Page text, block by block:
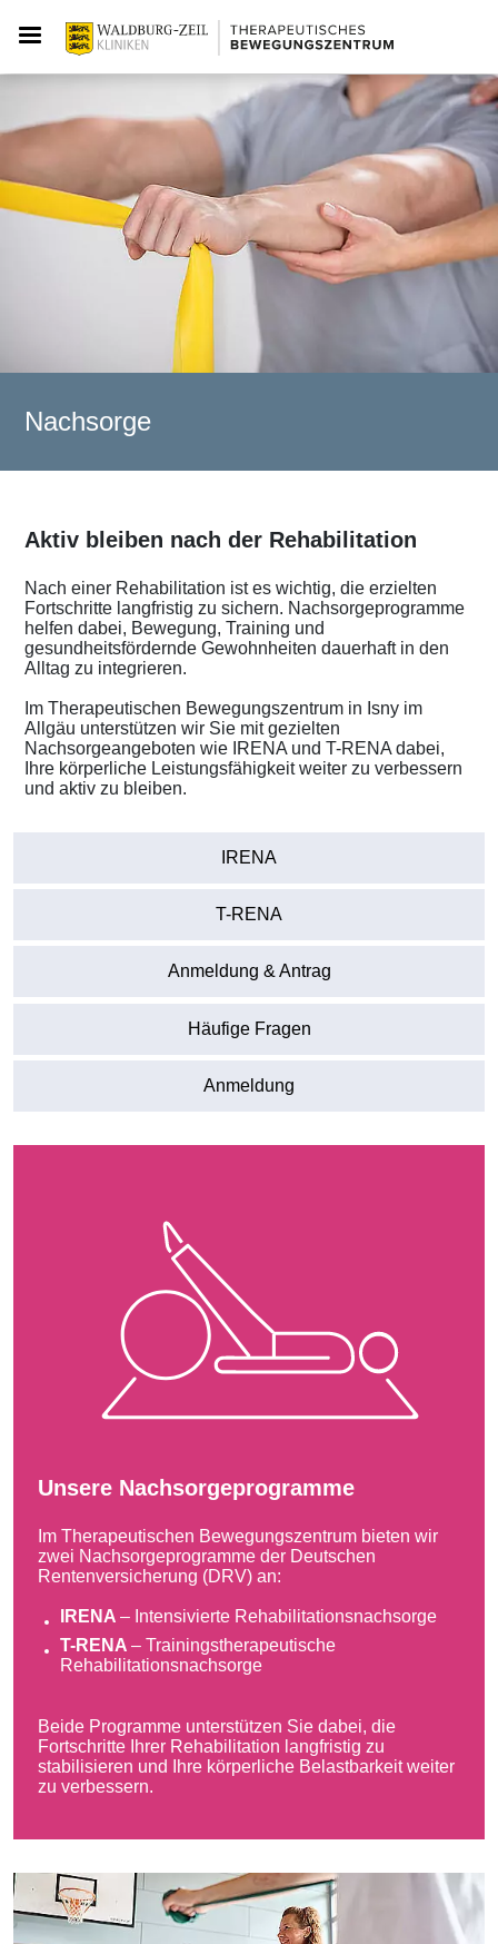
Nachsorge
Aktiv bleiben nach der Rehabilitation
Nach einer Rehabilitation ist es wichtig, die erzielten
Fortschritte langfristig zu sichern. Nachsorgeprogramme
helfen dabei, Bewegung, Training und
gesundheitsfördernde Gewohnheiten dauerhaft in den
Alltag zu integrieren.
Im Therapeutischen Bewegungszentrum in Isny im
Allgäu unterstützen wir Sie mit gezielten
Nachsorgeangeboten wie IRENA und T-RENA dabei,
Ihre körperliche Leistungsfähigkeit weiter zu verbessern
und aktiv zu bleiben.
IRENA
T-RENA
Anmeldung & Antrag
Häufige Fragen
Anmeldung
Unsere Nachsorgeprogramme
Im Therapeutischen Bewegungszentrum bieten wir
zwei Nachsorgeprogramme der Deutschen
Rentenversicherung (DRV) an:
IRENA – Intensivierte Rehabilitationsnachsorge
T-RENA – Trainingstherapeutische
Rehabilitationsnachsorge
Beide Programme unterstützen Sie dabei, die
Fortschritte Ihrer Rehabilitation langfristig zu
stabilisieren und Ihre körperliche Belastbarkeit weiter
zu verbessern.